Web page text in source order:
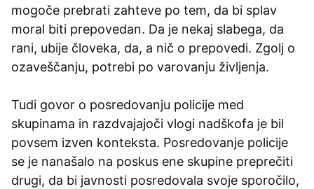
mogoče prebrati zahteve po tem, da bi splav
moral biti prepovedan. Da je nekaj slabega, da
rani, ubije človeka, da, a nič o prepovedi. Zgolj o
ozaveščanju, potrebi po varovanju življenja.
Tudi govor o posredovanju policije med
skupinama in razdvajajoči vlogi nadškofa je bil
povsem izven konteksta. Posredovanje policije
se je nanašalo na poskus ene skupine preprečiti
drugi, da bi javnosti posredovala svoje sporočilo,